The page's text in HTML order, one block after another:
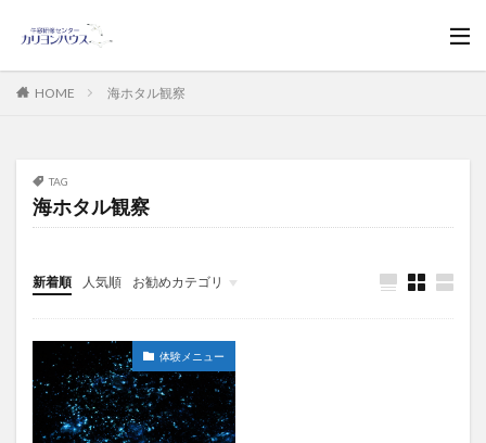
HOME 海ホタル観察
TAG
海ホタル観察
新着順 人気順 お勧めカテゴリ
お知らせ
体験メニュー